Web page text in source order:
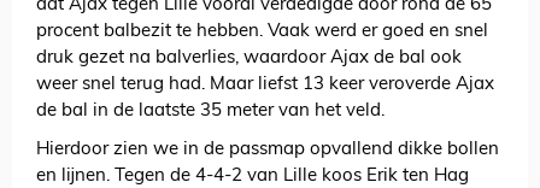
dat Ajax tegen Lille vooral verdedigde door rond de 65
procent balbezit te hebben. Vaak werd er goed en snel
druk gezet na balverlies, waardoor Ajax de bal ook
weer snel terug had. Maar liefst 13 keer veroverde Ajax
de bal in de laatste 35 meter van het veld.
Hierdoor zien we in de passmap opvallend dikke bollen
en lijnen. Tegen de 4-4-2 van Lille koos Erik ten Hag